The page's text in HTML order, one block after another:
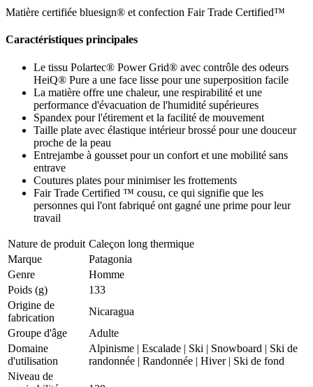
Matière certifiée bluesign® et confection Fair Trade Certified™
Caractéristiques principales
Le tissu Polartec® Power Grid® avec contrôle des odeurs
HeiQ® Pure a une face lisse pour une superposition facile
La matière offre une chaleur, une respirabilité et une
performance d'évacuation de l'humidité supérieures
Spandex pour l'étirement et la facilité de mouvement
Taille plate avec élastique intérieur brossé pour une douceur
proche de la peau
Entrejambe à gousset pour un confort et une mobilité sans
entrave
Coutures plates pour minimiser les frottements
Fair Trade Certified ™ cousu, ce qui signifie que les
personnes qui l'ont fabriqué ont gagné une prime pour leur
travail
Nature de produit Caleçon long thermique
Marque
Patagonia
Genre
Homme
Poids (g)
133
Origine de
fabrication
Nicaragua
Groupe d'âge
Adulte
Domaine
d'utilisation
Alpinisme | Escalade | Ski | Snowboard | Ski de
randonnée | Randonnée | Hiver| Ski de fond
Niveau de